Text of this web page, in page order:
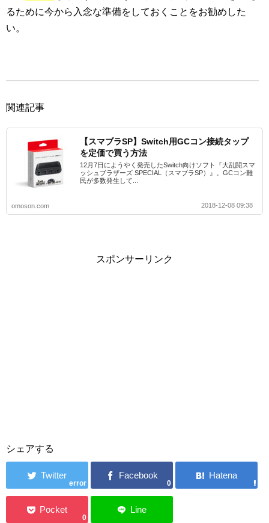
るために今から入念な準備をしておくことをお勧めした
い。
関連記事
【スマブラSP】Switch用GCコン接続タップ
を定価で買う方法
12月7日にようやく発売したSwitch向けソフト『大乱闘スマ
ッシュブラザーズ SPECIAL（スマブラSP）』。GCコン難
民が多数発生して...
omoson.com 2018-12-08 09:38
スポンサーリンク
シェアする
error 0
0